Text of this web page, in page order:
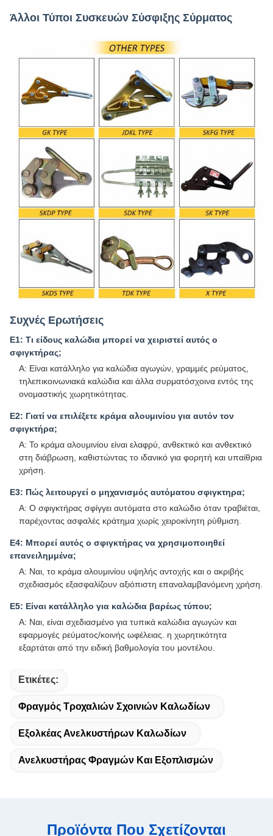
Άλλοι Τύποι Συσκευών Σύσφιξης Σύρματος
Συχνές Ερωτήσεις
Ε1: Τι είδους καλώδια μπορεί να χειριστεί αυτός ο
σφιγκτήρας;
Α: Είναι κατάλληλο για καλώδια αγωγών, γραμμές ρεύματος,
τηλεπικοινωνιακά καλώδια και άλλα συρματόσχοινα εντός της
ονομαστικής χωρητικότητας.
Ε2: Γιατί να επιλέξετε κράμα αλουμινίου για αυτόν τον
σφιγκτήρα;
Α: Το κράμα αλουμινίου είναι ελαφρύ, ανθεκτικό και ανθεκτικό
στη διάβρωση, καθιστώντας το ιδανικό για φορητή και υπαίθρια
χρήση.
Ε3: Πώς λειτουργεί ο μηχανισμός αυτόματου σφιγκτηρα;
Α: Ο σφιγκτήρας σφίγγει αυτόματα στο καλώδιο όταν τραβιέται,
παρέχοντας ασφαλές κράτημα χωρίς χειροκίνητη ρύθμιση.
Ε4: Μπορεί αυτός ο σφιγκτήρας να χρησιμοποιηθεί
επανειλημμένα;
Α: Ναι, το κράμα αλουμινίου υψηλής αντοχής και ο ακριβής
σχεδιασμός εξασφαλίζουν αξιόπιστη επαναλαμβανόμενη χρήση.
Ε5: Είναι κατάλληλο για καλώδια βαρέως τύπου;
Α: Ναι, είναι σχεδιασμένο για τυπικά καλώδια αγωγών και
εφαρμογές ρεύματος/κοινής ωφέλειας. η χωρητικότητα
εξαρτάται από την ειδική βαθμολογία του μοντέλου.
Ετικέτες:
Φραγμός Τροχαλιών Σχοινιών Καλωδίων
Εξολκέας Ανελκυστήρων Καλωδίων
Ανελκυστήρας Φραγμών Και Εξοπλισμών
Προϊόντα Που Σχετίζονται